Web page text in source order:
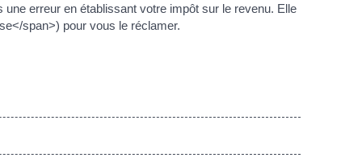
erreur en établissant votre impôt sur le revenu. Elle
span>) pour vous le réclamer.